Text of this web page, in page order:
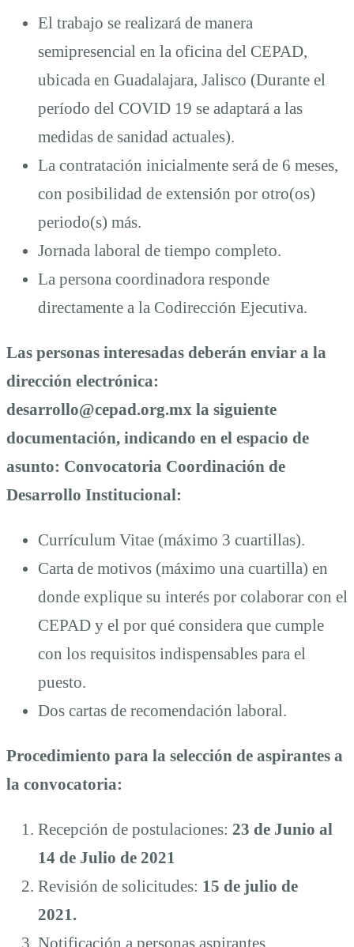
El trabajo se realizará de manera
semipresencial en la oficina del CEPAD,
ubicada en Guadalajara, Jalisco (Durante el
período del COVID 19 se adaptará a las
medidas de sanidad actuales).
La contratación inicialmente será de 6 meses,
con posibilidad de extensión por otro(os)
periodo(s) más.
Jornada laboral de tiempo completo.
La persona coordinadora responde
directamente a la Codirección Ejecutiva.
Las personas interesadas deberán enviar a la
dirección electrónica:
desarrollo@cepad.org.mx la siguiente
documentación, indicando en el espacio de
asunto: Convocatoria Coordinación de
Desarrollo Institucional:
Currículum Vitae (máximo 3 cuartillas).
Carta de motivos (máximo una cuartilla) en
donde explique su interés por colaborar con el
CEPAD y el por qué considera que cumple
con los requisitos indispensables para el
puesto.
Dos cartas de recomendación laboral.
Procedimiento para la selección de aspirantes a
la convocatoria:
Recepción de postulaciones: 23 de Junio al
14 de Julio de 2021
Revisión de solicitudes: 15 de julio de
2021.
Notificación a personas aspirantes